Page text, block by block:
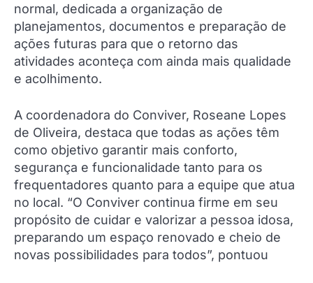
normal, dedicada a organização de
planejamentos, documentos e preparação de
ações futuras para que o retorno das
atividades aconteça com ainda mais qualidade
e acolhimento.
A coordenadora do Conviver, Roseane Lopes
de Oliveira, destaca que todas as ações têm
como objetivo garantir mais conforto,
segurança e funcionalidade tanto para os
frequentadores quanto para a equipe que atua
no local. “O Conviver continua firme em seu
propósito de cuidar e valorizar a pessoa idosa,
preparando um espaço renovado e cheio de
novas possibilidades para todos”, pontuou